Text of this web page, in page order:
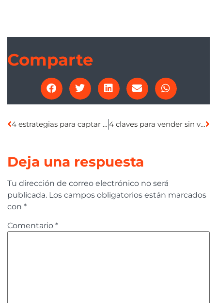
Comparte
4 estrategias para captar clientes potenciales 4 claves para vender sin vender
Deja una respuesta
Tu dirección de correo electrónico no será
publicada. Los campos obligatorios están marcados
con *
Comentario *